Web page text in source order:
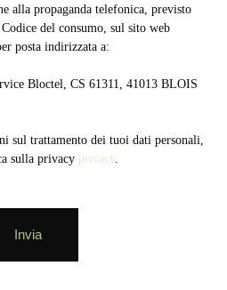
alla propaganda telefonica, previsto
del consumo, sul sito web
posta indirizzata a:
Bloctel, CS 61311, 41013 BLOIS
sul trattamento dei tuoi dati personali,
sulla privacy privacy
Invia